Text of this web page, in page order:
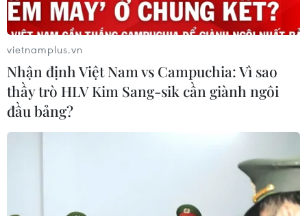
vietnamplus.vn
Nhận định Việt Nam vs Campuchia: Vì sao
thầy trò HLV Kim Sang-sik cần giành ngôi
đầu bảng?